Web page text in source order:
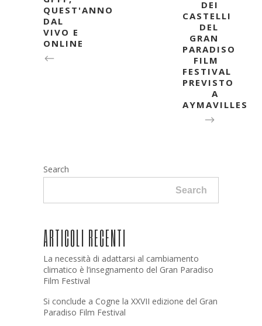
QUEST'ANNO
DAL
VIVO E
ONLINE
DEI
CASTELLI
DEL
GRAN
PARADISO
FILM
FESTIVAL
PREVISTO
A
AYMAVILLES
Search
Search
ARTICOLI RECENTI
La necessità di adattarsi al cambiamento
climatico è l’insegnamento del Gran Paradiso
Film Festival
Si conclude a Cogne la XXVII edizione del Gran
Paradiso Film Festival